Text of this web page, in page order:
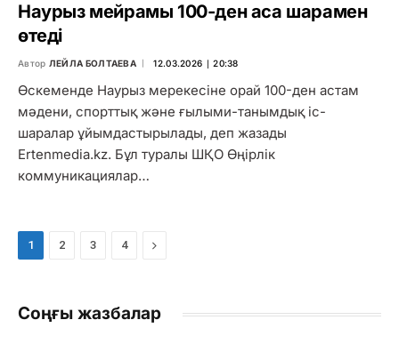
Наурыз мейрамы 100-ден аса шарамен
өтеді
Автор ЛЕЙЛА БОЛТАЕВА 12.03.2026 ∣ 20:38
Өскеменде Наурыз мерекесіне орай 100-ден астам
мәдени, спорттық және ғылыми-танымдық іс-
шаралар ұйымдастырылады, деп жазады
Ertenmedia.kz. Бұл туралы ШҚО Өңірлік
коммуникациялар…
1 2 3 4 Next
Соңғы жазбалар